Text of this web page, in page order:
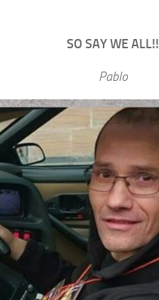
SO SAY WE ALL!!
Pablo